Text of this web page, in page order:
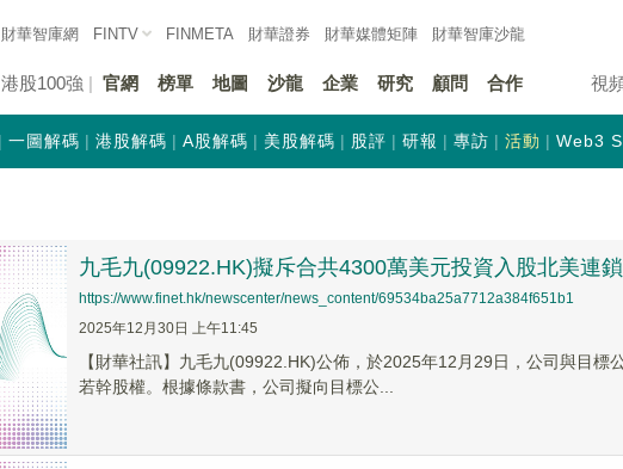
財華智庫網 FINTV FINMETA 財華證券 財華媒體矩陣 財華智庫沙龍
港股100強 官網 榜單 地圖 沙龍 企業 研究 顧問 合作 視
一圖解碼 港股解碼 A股解碼 美股解碼 股評 研報 專訪 活動 Web3
九毛九(09922.HK)擬斥合共4300萬美元投資入股北美連
https://www.finet.hk/newscenter/news_content/69534ba25a7712a384f651b1
2025年12月30日 上午11:45
【財華社訊】九毛九(09922.HK)公佈，於2025年12月29日，公司與目
若幹股權。根據條款書，公司擬向目標公...